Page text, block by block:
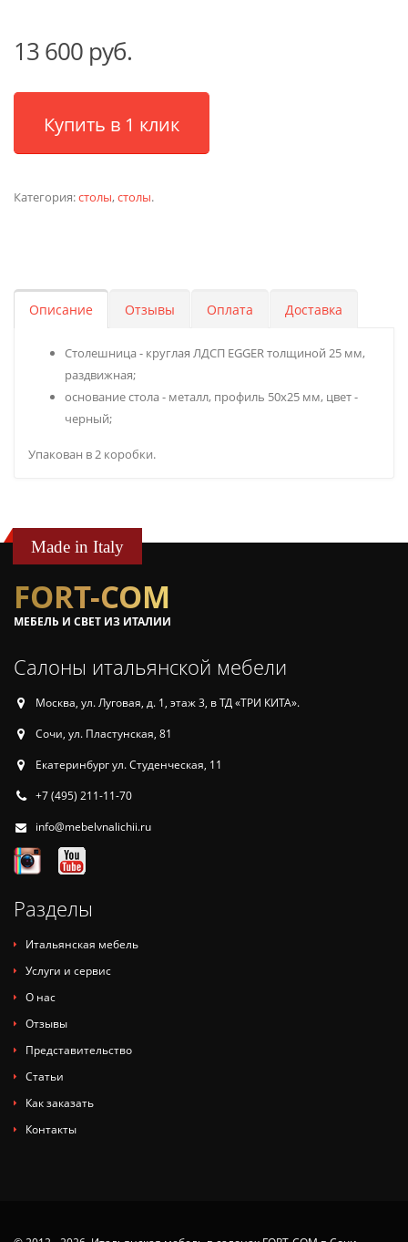
13 600 руб.
Купить в 1 клик
Категория:столы,столы.
Описание Отзывы Оплата Доставка
Столешница - круглая ЛДСП EGGER толщиной 25 мм,
раздвижная;
основание стола - металл, профиль 50х25 мм, цвет -
черный;
Упакован в 2 коробки.
Made in Italy
FORT-COM
МЕБЕЛЬ И СВЕТ ИЗ ИТАЛИИ
Салоны итальянской мебели
Москва, ул. Луговая, д. 1, этаж 3, в ТД «ТРИ КИТА».
Сочи, ул. Пластунская, 81
Екатеринбург ул. Студенческая, 11
+7 (495) 211-11-70
info@mebelvnalichii.ru
Разделы
Итальянская мебель
Услуги и сервис
О нас
Отзывы
Представительство
Статьи
Как заказать
Контакты